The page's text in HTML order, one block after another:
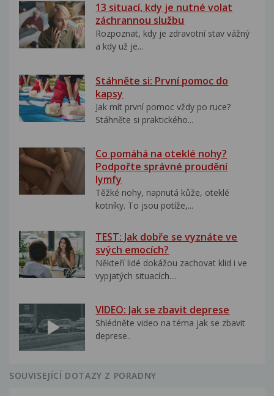
13 situací, kdy je nutné volat
záchrannou službu
Rozpoznat, kdy je zdravotní stav vážný
a kdy už je...
Stáhněte si: První pomoc do
kapsy
Jak mít první pomoc vždy po ruce?
Stáhněte si praktického...
Co pomáhá na oteklé nohy?
Podpořte správné proudění
lymfy
Těžké nohy, napnutá kůže, oteklé
kotníky. To jsou potíže,...
TEST: Jak dobře se vyznáte ve
svých emocích?
Někteří lidé dokážou zachovat klid i ve
vypjatých situacích....
VIDEO: Jak se zbavit deprese
Shlédněte video na téma jak se zbavit
deprese..
SOUVISEJÍCÍ DOTAZY Z PORADNY